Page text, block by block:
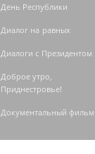
День Республики
Диалог на равных
Диалоги с Президентом
Доброе утро,
Приднестровье!
Документальный фильм